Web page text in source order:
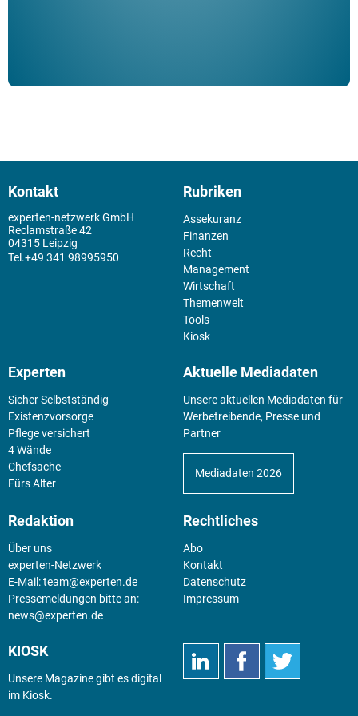
Kontakt
experten-netzwerk GmbH
Reclamstraße 42
04315 Leipzig
+49 341 98995950
Rubriken
Assekuranz
Finanzen
Recht
Management
Wirtschaft
Themenwelt
Tools
Kiosk
Experten
Sicher Selbstständig
Existenz­vorsorge
Pflege versichert
4 Wände
Chefsache
Fürs Alter
Aktuelle Mediadaten
Unsere aktuellen Mediadaten für
Werbetreibende, Presse und
Partner
Mediadaten 2026
Redaktion
Über uns
experten-Netzwerk
E-Mail:team@experten.de
Pressemeldungen bitte an:
news@experten.de
Rechtliches
Abo
Kontakt
Datenschutz
Impressum
KIOSK
Unsere Magazine gibt es digital
im Kiosk.